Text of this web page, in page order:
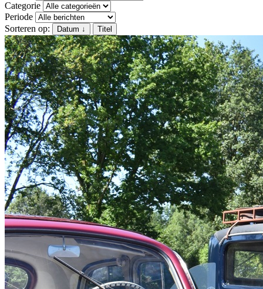
Categorie
Periode
Sorteren op:
Datum ↓ Titel